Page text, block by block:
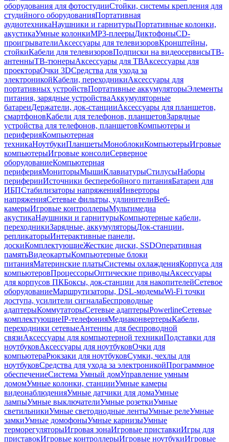
оборудования для фотостудииСтойки, системы крепления для
студийного оборудованияПортативная
аудиотехникаНаушники и гарнитурыПортативные колонки,
акустикаУмные колонкиMP3-плеерыДиктофоныCD-
проигрывателиАксессуары для телевизоровКронштейны,
стойкиКабели для телевизоровПодписки на видеосервисыТВ-
антенныТВ-тюнерыАксессуары для ТВАксессуары для
проектораОчки 3DСредства для ухода за
электроникойКабели, переходникиАксессуары для
портативных устройствПортативные аккумуляторыЭлементы
питания, зарядные устройстваАккумуляторные
батареиДержатели, док-станцииАксессуары для планшетов,
смартфоновКабели для телефонов, планшетовЗарядные
устройства для телефонов, планшетовКомпьютеры и
периферияКомпьютерная
техникаНоутбукиПланшетыМоноблокиКомпьютерыИгровые
компьютерыИгровые консолиСерверное
оборудованиеКомпьютерная
периферияМониторыМышиКлавиатурыСтилусыНаборы
периферииИсточники бесперебойного питанияБатареи для
ИБПСтабилизаторы напряженияИнверторы
напряженияСетевые фильтры, удлинителиВеб-
камерыИгровые контроллерыМультимедиа
акустикаНаушники и гарнитурыКомпьютерные кабели,
переходникиЗарядные, аккумуляторыДок-станции,
репликаторыИнтерактивные панели,
доскиКомплектующиеЖесткие диски, SSDОперативная
памятьВидеокартыКомпьютерные блоки
питанияМатеринские платыСистемы охлажденияКорпуса для
компьютеровПроцессорыОптические приводыАксессуары
для корпусов ПКБоксы, док-станции для накопителейСетевое
оборудованиеМаршрутизаторы, DSL-модемыWi-Fi точки
доступа, усилители сигналаБеспроводные
адаптерыКоммутаторыСетевые адаптерыPowerlineСетевые
комплектующиеIP-телефонияМедиаконвертерыКабели,
переходники сетевыеАнтенны для беспроводной
связиАксессуары для компьютерной техникиПодставки для
ноутбуковАксессуары для ноутбуковОчки для
компьютераРюкзаки для ноутбуковСумки, чехлы для
ноутбуковСредства для ухода за электроникойПрограммное
обеспечениеСистема Умный домУправление умным
домомУмные колонки, станцииУмные камеры
видеонаблюденияУмные датчики для домаУмные
лампыУмные выключателиУмные розеткиУмные
светильникиУмные светодиодные лентыУмные релеУмные
замкиУмные домофоныУмные карнизыУмные
терморегуляторыИгровая зонаИгровые приставкиИгры для
приставокИгровые контроллерыИгровые ноутбукиИгровые